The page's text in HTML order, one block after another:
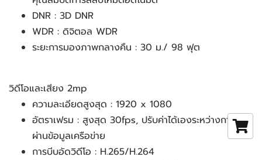
DNR : 3D DNR
WDR : ดิจิตอล WDR
ระยะการมองภาพกลางคืน : 30 ม./ 98 ฟุต
วิดีโอและเสียง 2mp
ความละเอียดสูงสุด : 1920 x 1080
อัตราเฟรม : สูงสุด 30fps, ปรับค่าได้เองระหว่างการส่ง
ผ่านข้อมูลเครือข่าย
การบีบอัดวิดีโอ : H.265/H.264